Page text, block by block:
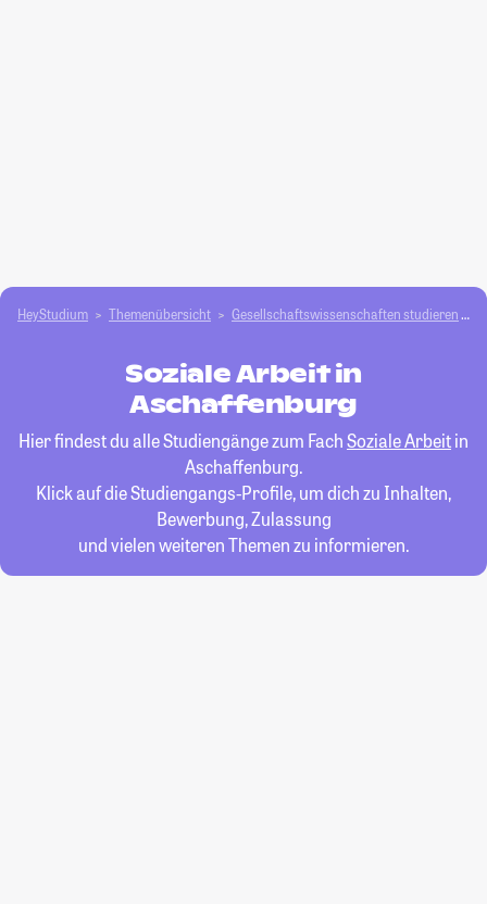
HeyStudium Themenübersicht Gesellschafts­­wissenschaften studieren
Soziale Arbeit in
Aschaffenburg
Hier findest du alle Studiengänge zum FachSoziale Arbeitin
Aschaffenburg.
Klick auf die Studiengangs-Profile, um dich zu Inhalten,
Bewerbung, Zulassung
und vielen weiteren Themen zu informieren.